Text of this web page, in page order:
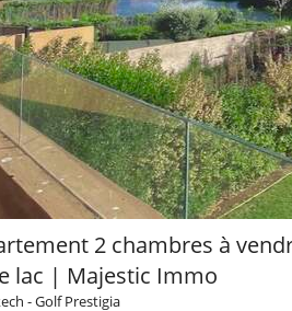
2 chambres à
lac | Majestic Immo
- Golf Prestigia